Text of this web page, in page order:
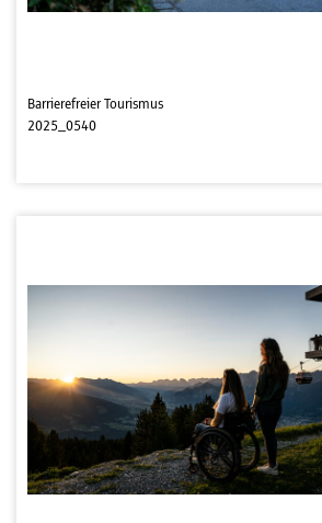
Barrierefreier Tourismus
2025_0540